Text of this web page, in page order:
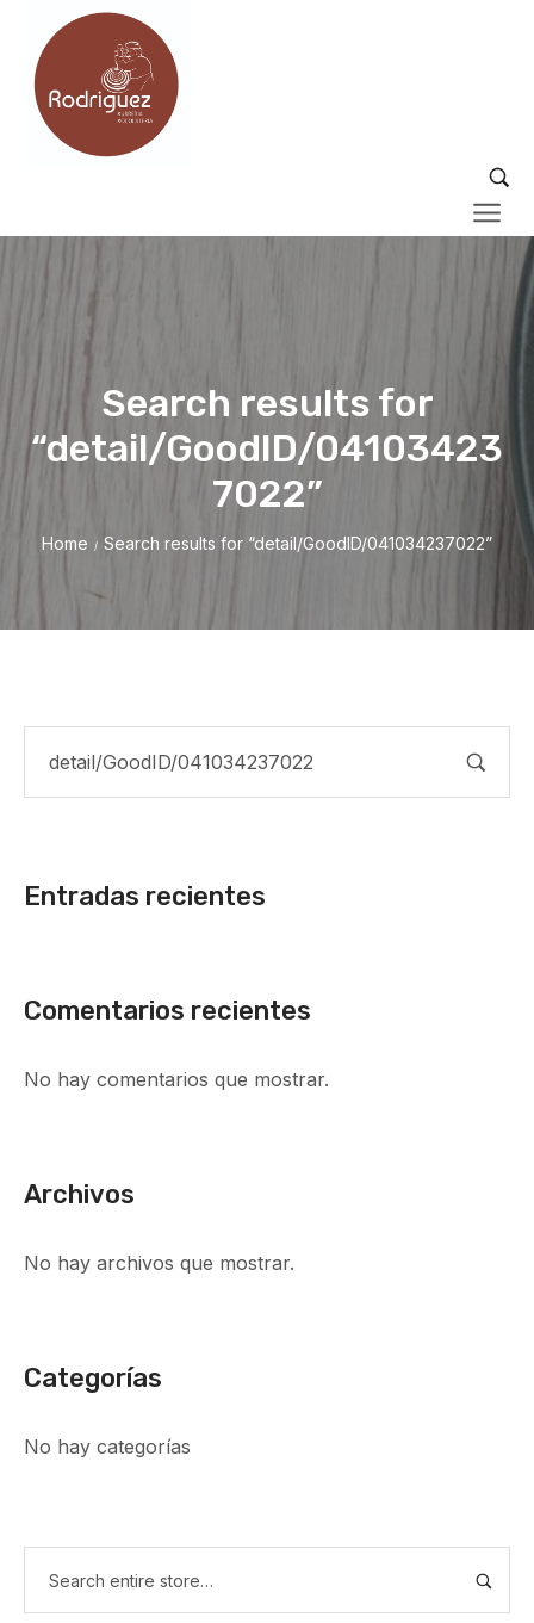
Search results for
“detail/GoodID/04103423
7022”
Home / Search results for “detail/GoodID/041034237022”
Entradas recientes
Comentarios recientes
No hay comentarios que mostrar.
Archivos
No hay archivos que mostrar.
Categorías
No hay categorías